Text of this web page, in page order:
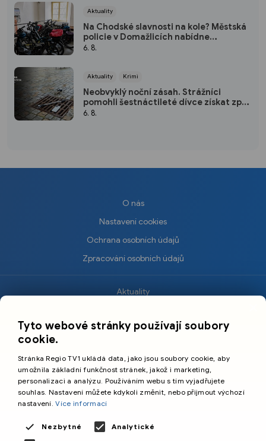
Aktuality
Na Chodské slavnosti na kole? Městská
policie v Domažlicích nabídne
bezplatnou úschovnu
6. 8.
Aktuality Krimi
Neobvyklý noční zásah. Strážníci
pomohli šestnáctileté dívce získat zpět
mobil
6. 8.
O nás
Nastavení cookies
Ochrana osobních údajů
Zpracování osobních údajů
Aktuality
Sport
Cestování
©️
Primetime Media s.r.o.
Tyto webové stránky používají soubory
cookie.
Stránka Regio TV1 ukládá data, jako jsou soubory cookie, aby
umožnila základní funkčnost stránek, jakož i marketing,
personalizaci a analýzu. Používáním webu s tím vyjadřujete
souhlas. Nastavení můžete kdykoli změnit, nebo přijmout výchozí
nastavení.Více informací
Nezbytné
Analytické